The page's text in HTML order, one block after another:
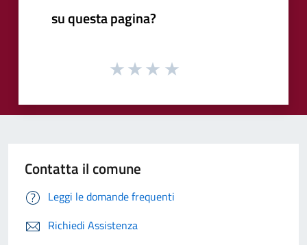
su questa pagina?
Contatta il comune
Leggi le domande frequenti
Richiedi Assistenza